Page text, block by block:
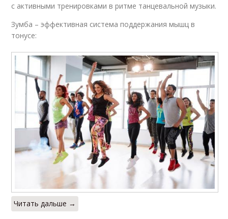
с активными тренировками в ритме танцевальной музыки.
Зумба – эффективная система поддержания мышц в
тонусе:
Читать дальше →